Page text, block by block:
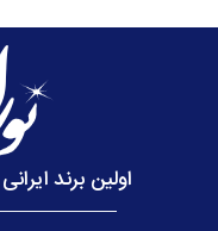
اولین برند